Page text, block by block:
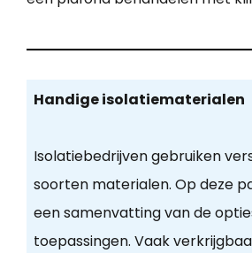
Handige isolatiematerialen
Isolatiebedrijven gebruiken
soorten materialen. Op deze
een samenvatting van de
toepassingen. Vaak